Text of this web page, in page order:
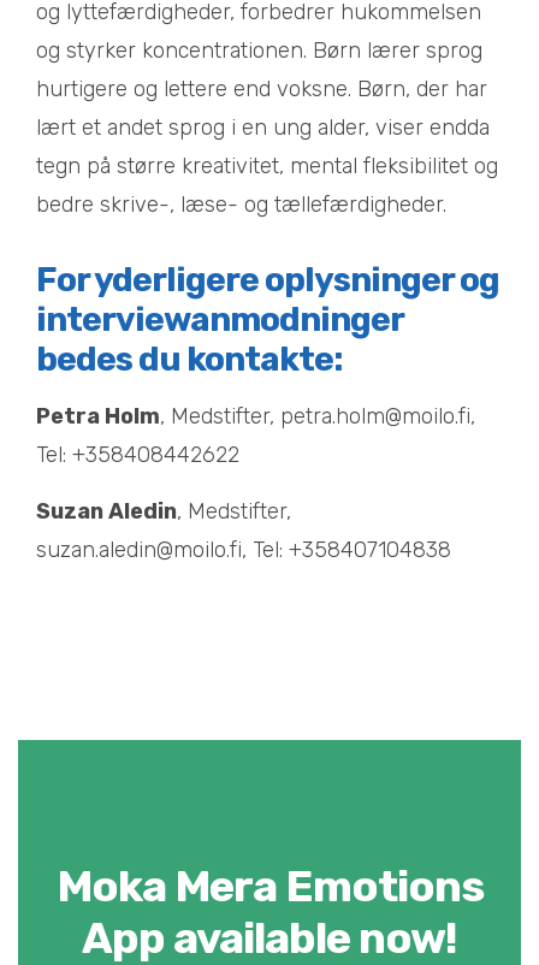
og lyttefærdigheder, forbedrer hukommelsen
og styrker koncentrationen. Børn lærer sprog
hurtigere og lettere end voksne. Børn, der har
lært et andet sprog i en ung alder, viser endda
tegn på større kreativitet, mental fleksibilitet og
bedre skrive-, læse- og tællefærdigheder.
For yderligere oplysninger og
interviewanmodninger
bedes du kontakte:
Petra Holm, Medstifter, petra.holm@moilo.fi,
Tel: +358408442622
Suzan Aledin, Medstifter,
suzan.aledin@moilo.fi, Tel: +358407104838
Moka Mera Emotions
App available now!